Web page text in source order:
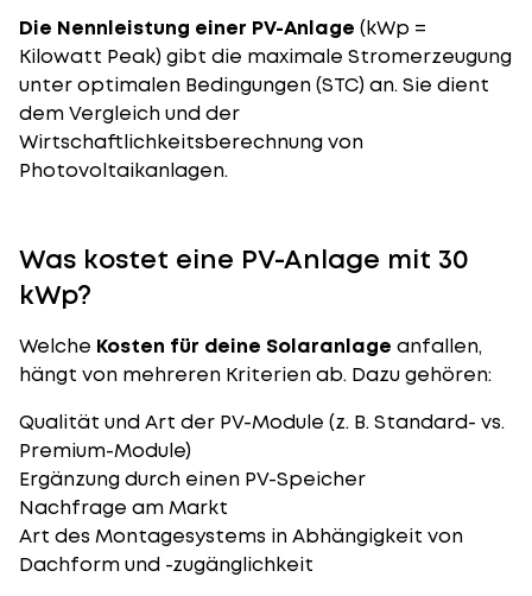
Die Nennleistung einer PV-Anlage (kWp =
Kilowatt Peak) gibt die maximale Stromerzeugung
unter optimalen Bedingungen (STC) an. Sie dient
dem Vergleich und der
Wirtschaftlichkeitsberechnung von
Photovoltaikanlagen.
Was kostet eine PV-Anlage mit 30
kWp?
Welche Kosten für deine Solaranlage anfallen,
hängt von mehreren Kriterien ab. Dazu gehören:
Qualität und Art der PV-Module (z. B.Standard- vs.
Premium-Module)
Ergänzung durch einen PV-Speicher
Nachfrage am Markt
Art des Montagesystems in Abhängigkeit von
Dachform und -zugänglichkeit